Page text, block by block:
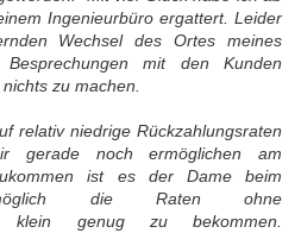
Ingenieurbüro ergattert. Leider
Wechsel des Ortes meines
mit den Kunden
zu machen.
relativ niedrige Rückzahlungsraten
gerade noch ermöglichen am
ist es der Dame beim
die Raten ohne
klein genug zu bekommen.